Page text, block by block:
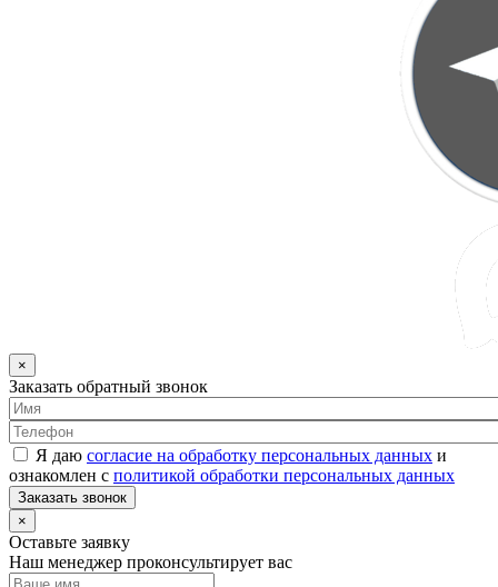
×
Заказать обратный звонок
Я даю согласие на обработку персональных данных и
ознакомлен с политикой обработки персональных данных
Заказать звонок
×
Оставьте заявку
Наш менеджер проконсультирует вас